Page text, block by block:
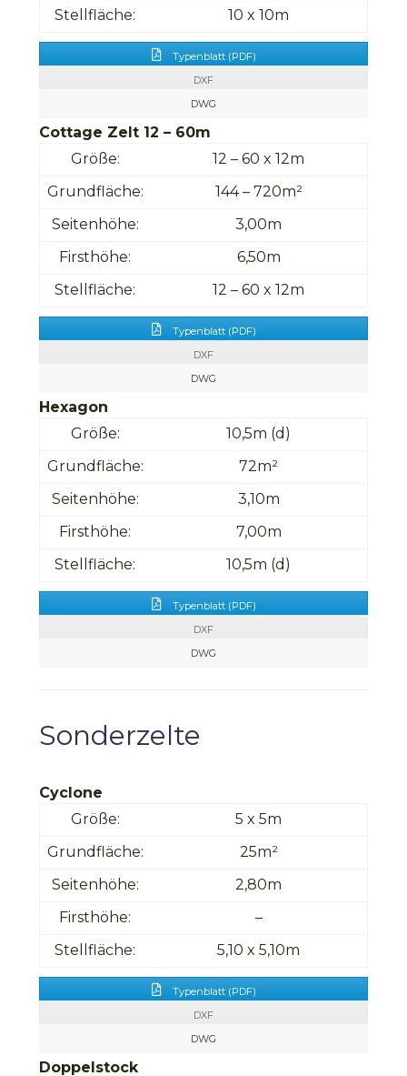
Stellfläche:
10 x 10m
Typenblatt (PDF)
DXF
DWG
Cottage Zelt 12 – 60m
Größe:
12 – 60 x 12m
Grundfläche:
144 – 720m²
Seitenhöhe:
3,00m
Firsthöhe:
6,50m
Stellfläche:
12 – 60 x 12m
Typenblatt (PDF)
DXF
DWG
Hexagon
Größe:
10,5m (d)
Grundfläche:
72m²
Seitenhöhe:
3,10m
Firsthöhe:
7,00m
Stellfläche:
10,5m (d)
Typenblatt (PDF)
DXF
DWG
Sonderzelte
Cyclone
Größe:
5 x 5m
Grundfläche:
25m²
Seitenhöhe:
2,80m
Firsthöhe:
–
Stellfläche:
5,10 x 5,10m
Typenblatt (PDF)
DXF
DWG
Doppelstock